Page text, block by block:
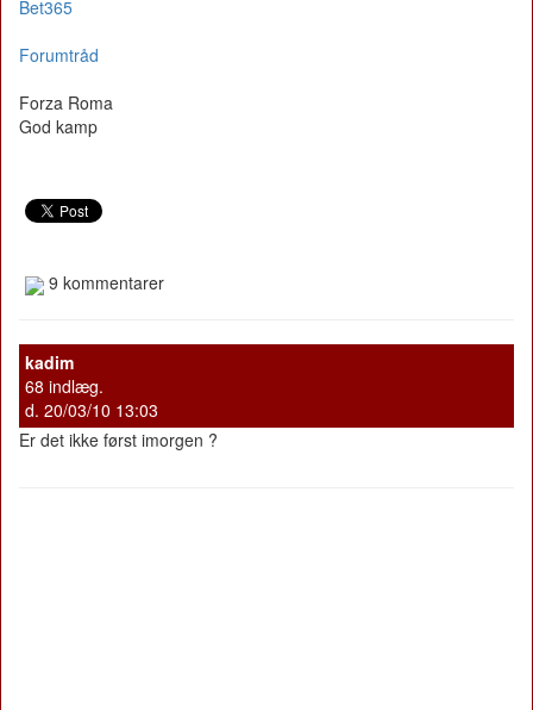
Bet365
Forumtråd
Forza Roma
God kamp
9 kommentarer
kadim
68 indlæg.
d. 20/03/10 13:03
Er det ikke først imorgen ?